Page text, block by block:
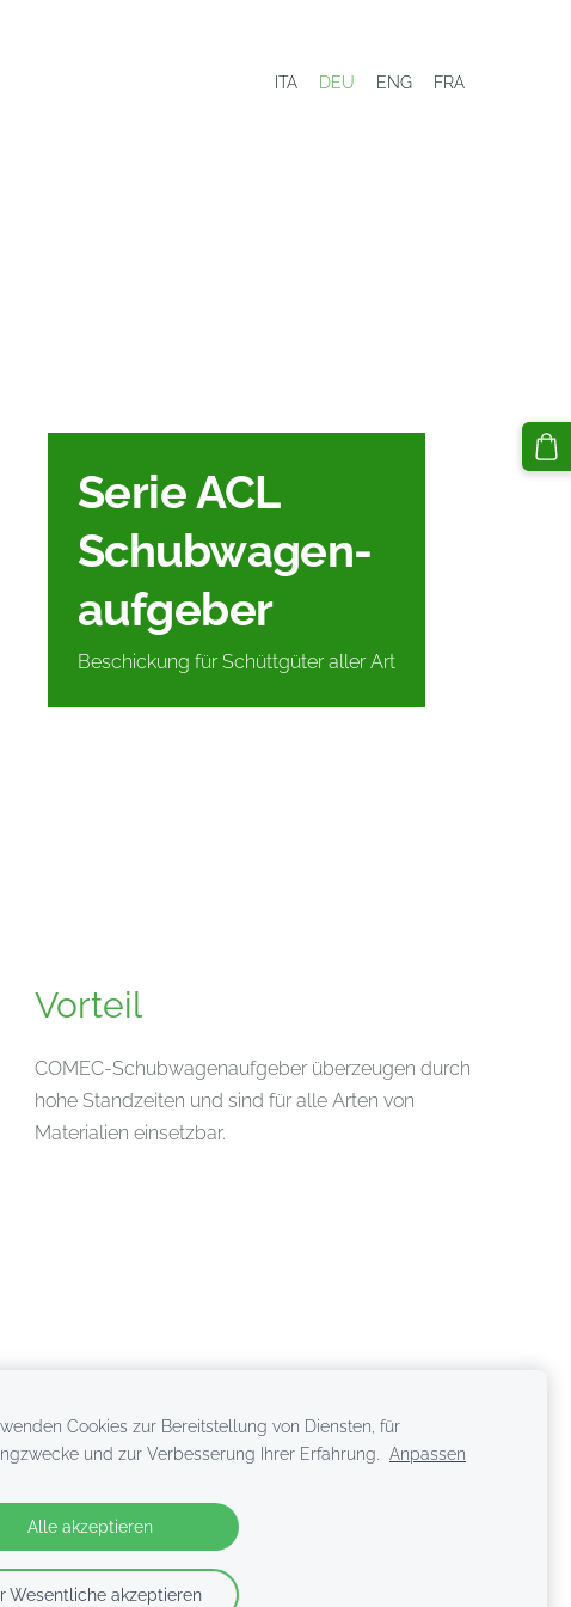
ITA DEU ENG FRA
Serie ACL
Schubwagen-
aufgeber
Beschickung für Schüttgüter aller Art
Vorteil
COMEC-Schubwagenaufgeber überzeugen durch
hohe Standzeiten und sind für alle Arten von
Materialien einsetzbar.
Cookies zur Bereitstellung von Diensten, für
und zur Verbesserung Ihrer Erfahrung.
Anpassen
Alle akzeptieren
Wesentliche akzeptieren